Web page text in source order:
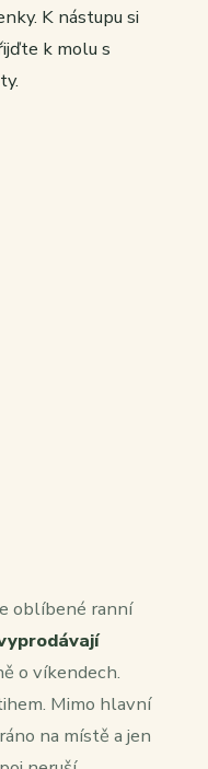
K nástupu si
k molu s
oblíbené ranní
o víkendech.
Mimo hlavní
na místě a jen